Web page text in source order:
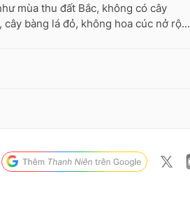
mùa thu đất Bắc, không có cây
cây bàng lá đỏ, không hoa cúc nở rộ...